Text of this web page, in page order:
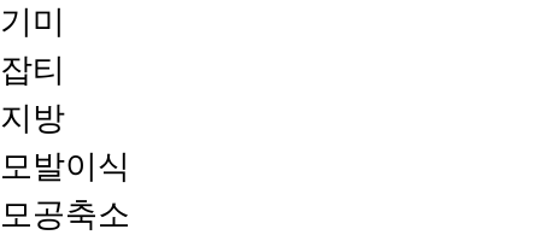
기미
잡티
지방
모발이식
모공축소